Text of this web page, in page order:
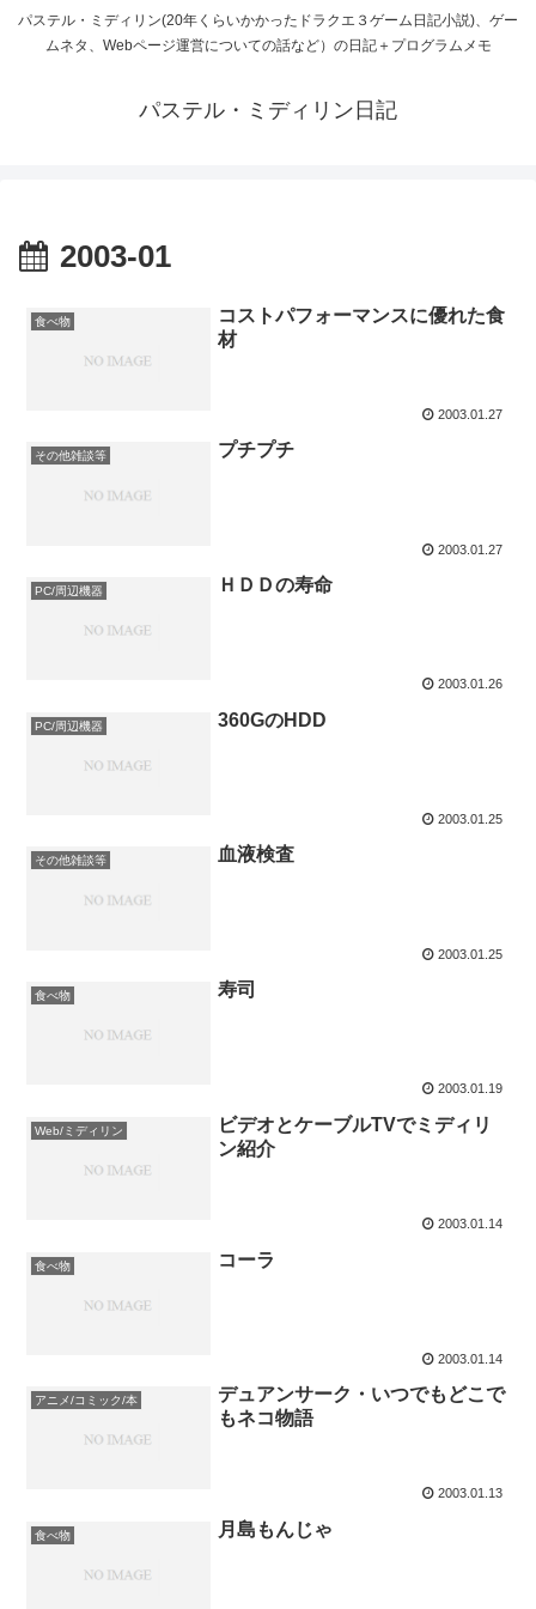
パステル・ミディリン(20年くらいかかったドラクエ３ゲーム日記小説)、ゲー
ムネタ、Webページ運営についての話など）の日記＋プログラムメモ
パステル・ミディリン日記
2003-01
食べ物
コストパフォーマンスに優れた食
材
2003.01.27
その他雑談等 プチプチ
2003.01.27
PC/周辺機器 ＨＤＤの寿命
2003.01.26
PC/周辺機器 360GのHDD
2003.01.25
その他雑談等 血液検査
2003.01.25
食べ物 寿司
2003.01.19
Web/ミディリン
ビデオとケーブルTVでミディリ
ン紹介
2003.01.14
食べ物 コーラ
2003.01.14
アニメ/コミック/本
デュアンサーク・いつでもどこで
もネコ物語
2003.01.13
食べ物 月島もんじゃ